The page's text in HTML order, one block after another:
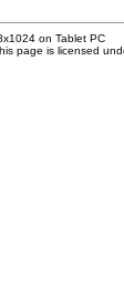
on Tablet PC
page is licensed